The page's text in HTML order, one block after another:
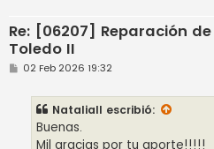
Re: [06207] Reparación
Toledo II
M
02 Feb 2026 19:32
NataliaII escribió:
Buenas.
Mil gracias por tu aporte!!!!!